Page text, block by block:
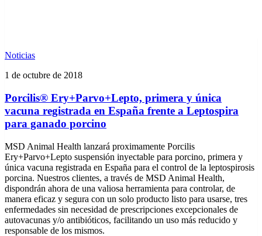
Noticias
1 de octubre de 2018
Porcilis® Ery+Parvo+Lepto, primera y única
vacuna registrada en España frente a Leptospira
para ganado porcino
MSD Animal Health lanzará proximamente Porcilis
Ery+Parvo+Lepto suspensión inyectable para porcino, primera y
única vacuna registrada en España para el control de la leptospirosis
porcina. Nuestros clientes, a través de MSD Animal Health,
dispondrán ahora de una valiosa herramienta para controlar, de
manera eficaz y segura con un solo producto listo para usarse, tres
enfermedades sin necesidad de prescripciones excepcionales de
autovacunas y/o antibióticos, facilitando un uso más reducido y
responsable de los mismos.